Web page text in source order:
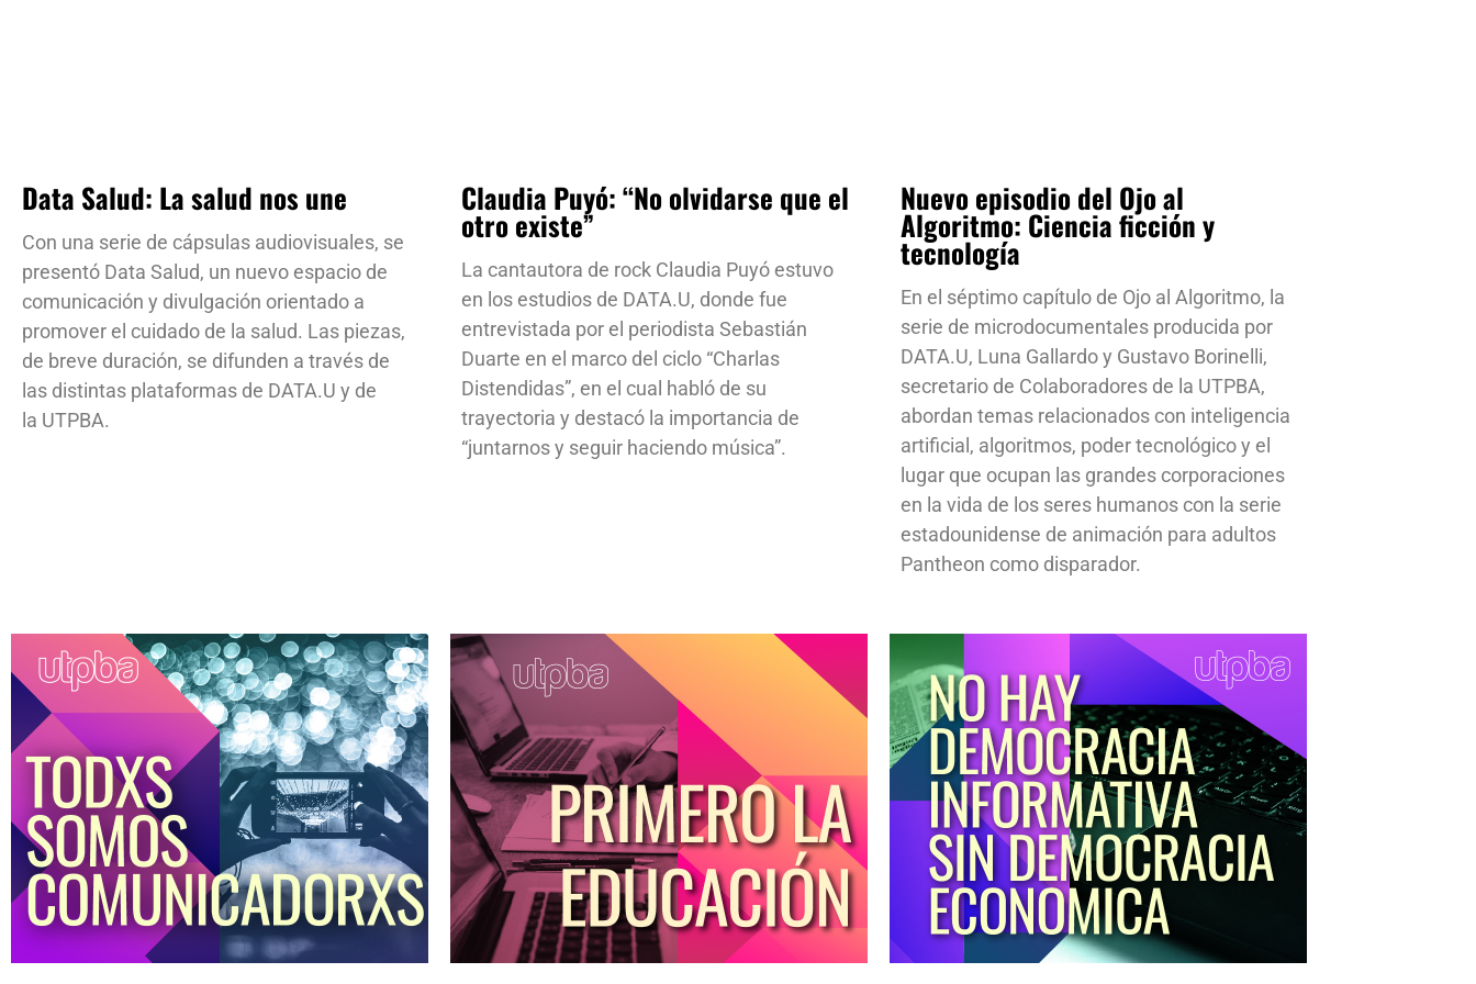
Data Salud: La salud nos une
Con una serie de cápsulas audiovisuales, se
presentó Data Salud, un nuevo espacio de
comunicación y divulgación orientado a
promover el cuidado de la salud. Las piezas,
de breve duración, se difunden a través de
las distintas plataformas de DATA.U y de
la UTPBA.
Claudia Puyó: “No olvidarse que el
otro existe”
La cantautora de rock Claudia Puyó estuvo
en los estudios de DATA.U, donde fue
entrevistada por el periodista Sebastián
Duarte en el marco del ciclo “Charlas
Distendidas”, en el cual habló de su
trayectoria y destacó la importancia de
“juntarnos y seguir haciendo música”.
Nuevo episodio del Ojo al
Algoritmo: Ciencia ficción y
tecnología
En el séptimo capítulo de Ojo al Algoritmo, la
serie de microdocumentales producida por
DATA.U, Luna Gallardo y Gustavo Borinelli,
secretario de Colaboradores de la UTPBA,
abordan temas relacionados con inteligencia
artificial, algoritmos, poder tecnológico y el
lugar que ocupan las grandes corporaciones
en la vida de los seres humanos con la serie
estadounidense de animación para adultos
Pantheon como disparador.